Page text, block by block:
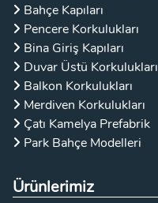
Bahçe Kapıları
Pencere Korkulukları
Bina Giriş Kapıları
Duvar Üstü Korkulukları
Balkon Korkulukları
Merdiven Korkulukları
Çatı Kamelya Prefabrik
Park Bahçe Modelleri
Ürünlerimiz